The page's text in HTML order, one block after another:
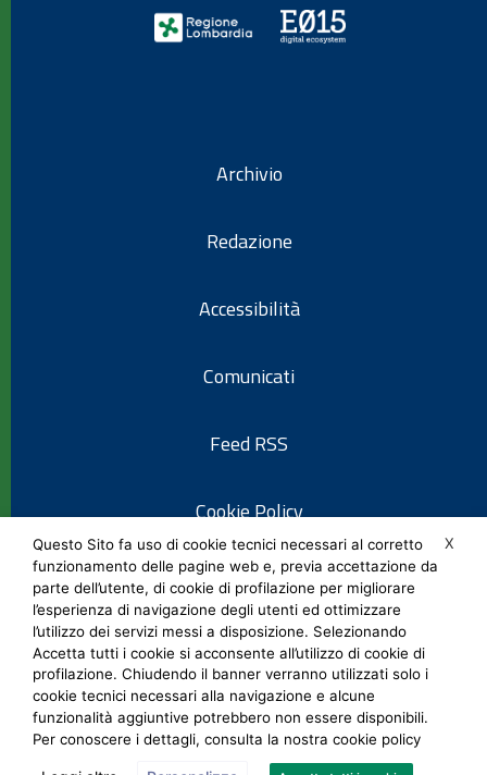
Archivio
Redazione
Accessibilità
Comunicati
Feed RSS
Cookie Policy
Informativa privacy
Note legali
Social Media Policy
X
Questo Sito fa uso di cookie tecnici necessari al corretto
funzionamento delle pagine web e, previa accettazione da
parte dell’utente, di cookie di profilazione per migliorare
l’esperienza di navigazione degli utenti ed ottimizzare
l’utilizzo dei servizi messi a disposizione. Selezionando
Accetta tutti i cookie si acconsente all’utilizzo di cookie di
profilazione. Chiudendo il banner verranno utilizzati solo i
cookie tecnici necessari alla navigazione e alcune
funzionalità aggiuntive potrebbero non essere disponibili.
Per conoscere i dettagli, consulta la nostra cookie policy